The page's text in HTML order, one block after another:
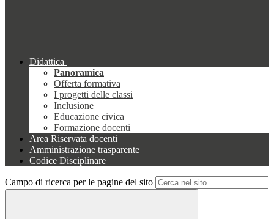
Didattica
Panoramica
Offerta formativa
I progetti delle classi
Inclusione
Educazione civica
Formazione docenti
Area Riservata docenti
Amministrazione trasparente
Codice Disciplinare
Campo di ricerca per le pagine del sito